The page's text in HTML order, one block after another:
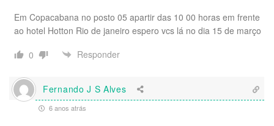
Em Copacabana no posto 05 apartir das 10 00 horas em frente
ao hotel Hotton Rio de janeiro espero vcs lá no dia 15 de março
0
Responder
Fernando J S Alves
6 anos atrás